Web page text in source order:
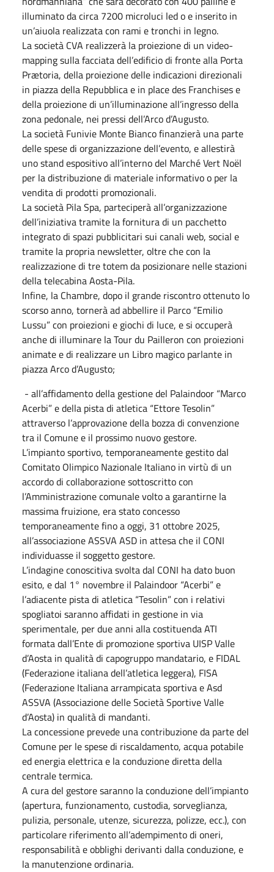
illuminato da circa 7200 microluci led o e inserito in
un’aiuola realizzata con rami e tronchi in legno.
La società CVA realizzerà la proiezione di un video-
mapping sulla facciata dell’edificio di fronte alla Porta
Prætoria, della proiezione delle indicazioni direzionali
in piazza della Repubblica e in place des Franchises e
della proiezione di un’illuminazione all’ingresso della
zona pedonale, nei pressi dell’Arco d’Augusto.
La società Funivie Monte Bianco finanzierà una parte
delle spese di organizzazione dell’evento, e allestirà
uno stand espositivo all’interno del Marché Vert Noël
per la distribuzione di materiale informativo o per la
vendita di prodotti promozionali.
La società Pila Spa, parteciperà all’organizzazione
dell’iniziativa tramite la fornitura di un pacchetto
integrato di spazi pubblicitari sui canali web, social e
tramite la propria newsletter, oltre che con la
realizzazione di tre totem da posizionare nelle stazioni
della telecabina Aosta-Pila.
Infine, la Chambre, dopo il grande riscontro ottenuto lo
scorso anno, tornerà ad abbellire il Parco “Emilio
Lussu” con proiezioni e giochi di luce, e si occuperà
anche di illuminare la Tour du Pailleron con proiezioni
animate e di realizzare un Libro magico parlante in
piazza Arco d’Augusto;
- all’affidamento della gestione del Palaindoor “Marco
Acerbi” e della pista di atletica “Ettore Tesolin”
attraverso l’approvazione della bozza di convenzione
tra il Comune e il prossimo nuovo gestore.
L’impianto sportivo, temporaneamente gestito dal
Comitato Olimpico Nazionale Italiano in virtù di un
accordo di collaborazione sottoscritto con
l’Amministrazione comunale volto a garantirne la
massima fruizione, era stato concesso
temporaneamente fino a oggi, 31 ottobre 2025,
all’associazione ASSVA ASD in attesa che il CONI
individuasse il soggetto gestore.
L’indagine conoscitiva svolta dal CONI ha dato buon
esito, e dal 1° novembre il Palaindoor “Acerbi” e
l’adiacente pista di atletica “Tesolin” con i relativi
spogliatoi saranno affidati in gestione in via
sperimentale, per due anni alla costituenda ATI
formata dall’Ente di promozione sportiva UISP Valle
d’Aosta in qualità di capogruppo mandatario, e FIDAL
(Federazione italiana dell’atletica leggera), FISA
(Federazione Italiana arrampicata sportiva e Asd
ASSVA (Associazione delle Società Sportive Valle
d’Aosta) in qualità di mandanti.
La concessione prevede una contribuzione da parte del
Comune per le spese di riscaldamento, acqua potabile
ed energia elettrica e la conduzione diretta della
centrale termica.
A cura del gestore saranno la conduzione dell’impianto
(apertura, funzionamento, custodia, sorveglianza,
pulizia, personale, utenze, sicurezza, polizze, ecc.), con
particolare riferimento all’adempimento di oneri,
responsabilità e obblighi derivanti dalla conduzione, e
la manutenzione ordinaria.